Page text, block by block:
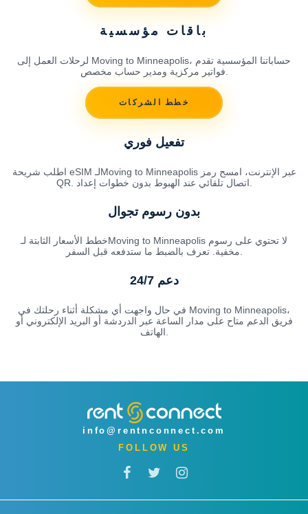
باقات مؤسسية
لرحلات العمل إلى Moving to Minneapolis، حساباتنا المؤسسية تقدم
خطط الشركات
تفعيل فوري
اطلب شريحة eSIM لـMoving to Minneapolis عبر الإنترنت، امسح رمز
بدون رسوم تجوال
خطط الأسعار الثابتة لـMoving to Minneapolis لا تحتوي على رسوم
مخفية. تعرف بالضبط ما ستدفعه قبل السفر.
دعم 24/7
في حال واجهت أي مشكلة أثناء رحلتك في Moving to Minneapolis،
فريق الدعم متاح على مدار الساعة عبر الدردشة أو البريد الإلكتروني أو
الهاتف.
info@rentnconnect.com
FOLLOW US